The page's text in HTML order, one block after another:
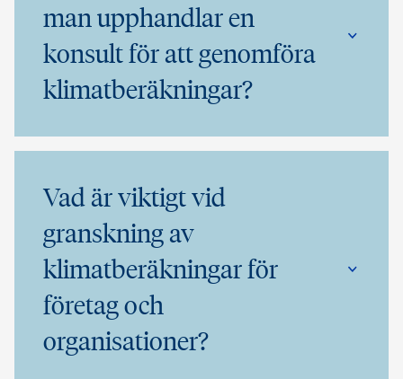
man upphandlar en
konsult för att genomföra
klimatberäkningar?
Vad är viktigt vid
granskning av
klimatberäkningar för
företag och
organisationer?